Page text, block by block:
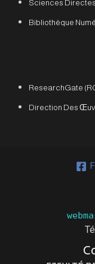
Sciences
Bibliothèque
ResearchGate
Direction Des